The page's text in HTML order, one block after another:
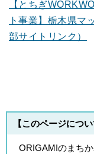
【とちぎ
ト事業】栃木県マ
部サイトリンク）
【このページにつ
ORIGAMIのまち